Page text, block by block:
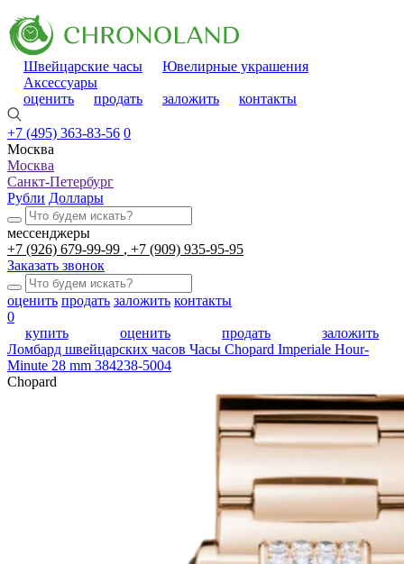
Швейцарские часы
Ювелирные украшения
Аксессуары
оценить
продать заложить контакты
+7 (495) 363-83-56 0
Москва
Москва
Санкт-Петербург
Рубли Доллары
мессенджеры
+7 (926) 679-99-99
+7 (909) 935-95-95
Заказать звонок
оценить продать заложить контакты
0
купить
оценить продать
заложить
Ломбард швейцарских часов Часы Chopard Imperiale Hour-
Minute 28 mm 384238-5004
Chopard